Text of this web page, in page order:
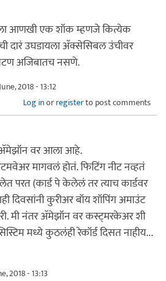
आणखी एक शॉक म्हणजे कित्येक
दारं उघडायला अ‍ॅक्सेसिबल उंचीवर
अजिबातच नसणे.
2018 - 13:12
Log inorregisterto post comments
अ‍ॅमेझॉन वर आला आहे.
मागवलं होतं. फिटिंग नीट नव्हतं
परत (कार्ड पे केलेलं तर त्याच कार्डवर
दिवसांनी कुरीअर बॉय शॉपिंग अमाउंट
मी नंतर अ‍ॅमेझॉन वर कस्ट्मरकेअर शी
मध्ये कुठलंही रेकॉर्ड दिसत नाहीय...
2018 - 13:13